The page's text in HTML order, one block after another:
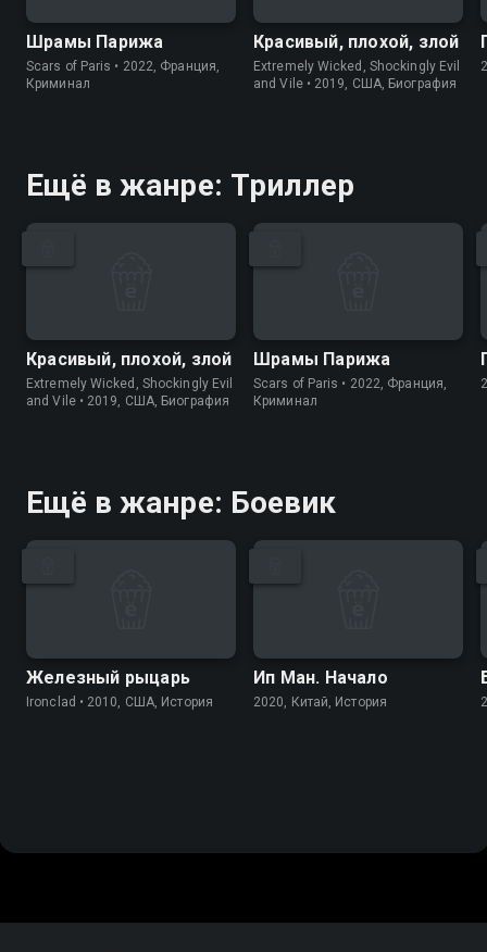
Шрамы Парижа
Scars of Paris • 2022, Франция,
Криминал
Красивый, плохой, злой
Extremely Wicked, Shockingly Evil
and Vile • 2019, США, Биография
Ещё в жанре: Триллер
Красивый, плохой, злой
Extremely Wicked, Shockingly Evil
and Vile • 2019, США, Биография
Шрамы Парижа
Scars of Paris • 2022, Франция,
Криминал
Ещё в жанре: Боевик
Железный рыцарь
Ironclad • 2010, США, История
Ип Ман. Начало
2020, Китай, История